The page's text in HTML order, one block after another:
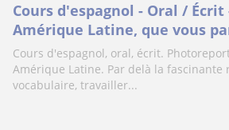
Cours d'espagnol - Oral / Écrit
Amérique Latine, que vous
anglais
Cours d'espagnol, oral, écrit.
Amérique Latine. Par delà la fascinante
vocabulaire, travailler...